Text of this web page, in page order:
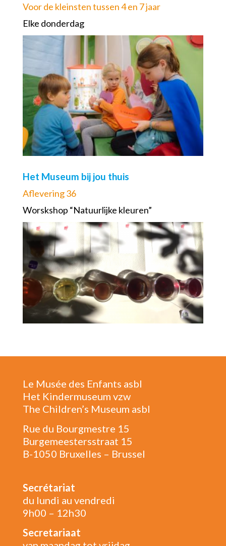
Voor de kleinsten tussen 4 en 7 jaar
Elke donderdag
Het Museum bij jou thuis
Aflevering 36
Worskshop “Natuurlijke kleuren”
Le Musée des Enfants asbl
Het Kindermuseum vzw
The Children’s Museum asbl
Rue du Bourgmestre 15
Burgemeestersstraat 15
B-1050 Bruxelles – Brussel
Secrétariat
du lundi au vendredi
9h00 – 12h30
Secretariaat